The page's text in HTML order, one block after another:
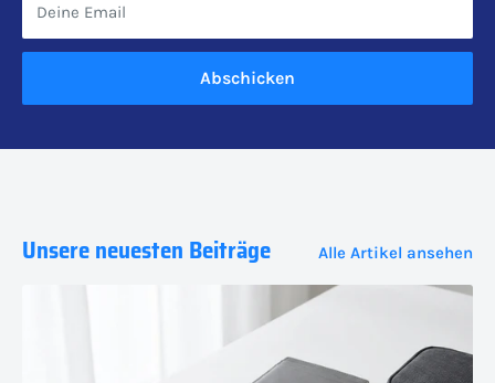
Deine Email
Abschicken
Unsere neuesten Beiträge Alle Artikel ansehen